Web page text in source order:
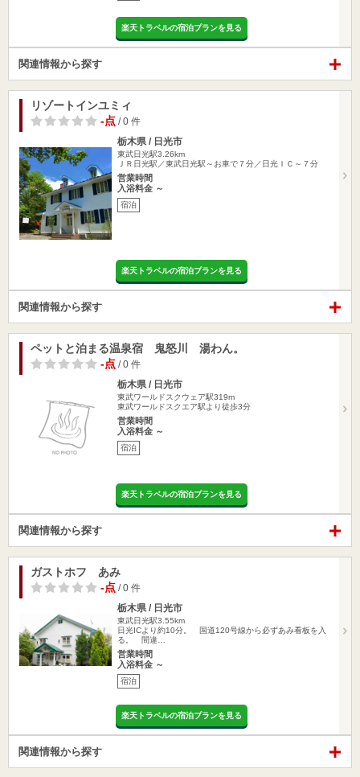
楽天トラベルの宿泊プランを見る
関連情報から探す
リゾートインユミィ
-点 / 0 件
栃木県 / 日光市
東武日光駅3.26km
ＪＲ日光駅／東武日光駅～お車で７分／日光ＩＣ～７分
営業時間
入浴料金 ～
宿泊
楽天トラベルの宿泊プランを見る
関連情報から探す
ペットと泊まる温泉宿 鬼怒川 湯わん。
-点 / 0 件
栃木県 / 日光市
東武ワールドスクウェア駅319m
東武ワールドスクエア駅より徒歩3分
営業時間
入浴料金 ～
宿泊
楽天トラベルの宿泊プランを見る
関連情報から探す
ガストホフ あみ
-点 / 0 件
栃木県 / 日光市
東武日光駅3.55km
日光ICより約10分。 国道120号線から必ずあみ看板を入
る。 間違…
営業時間
入浴料金 ～
宿泊
楽天トラベルの宿泊プランを見る
関連情報から探す